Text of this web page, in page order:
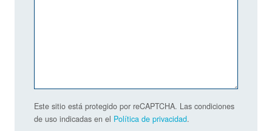
Este sitio está protegido por reCAPTCHA. Las condiciones
de uso indicadas en el Política de privacidad.